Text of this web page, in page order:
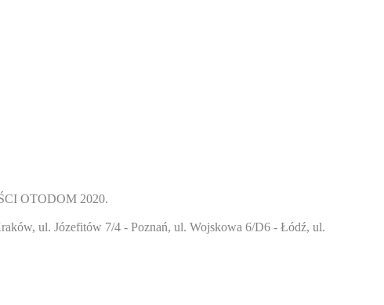
OTODOM 2020.
ul. Józefitów 7/4 - Poznań, ul. Wojskowa 6/D6 - Łódź, ul.